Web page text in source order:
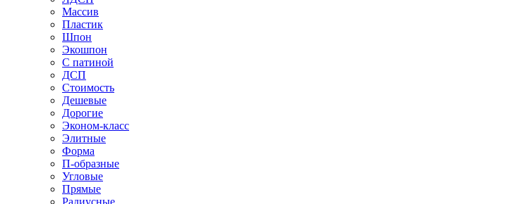
Массив
Пластик
Шпон
Экошпон
С патиной
ДСП
Стоимость
Дешевые
Дорогие
Эконом-класс
Элитные
Форма
П-образные
Угловые
Прямые
Радиусные